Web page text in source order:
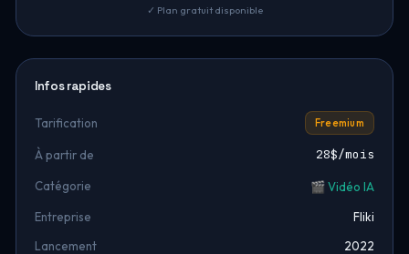
✓ Plan gratuit disponible
Infos rapides
Tarification Freemium
À partir de 28$/mois
Catégorie 🎬 Vidéo IA
Entreprise
Fliki
Lancement
2022